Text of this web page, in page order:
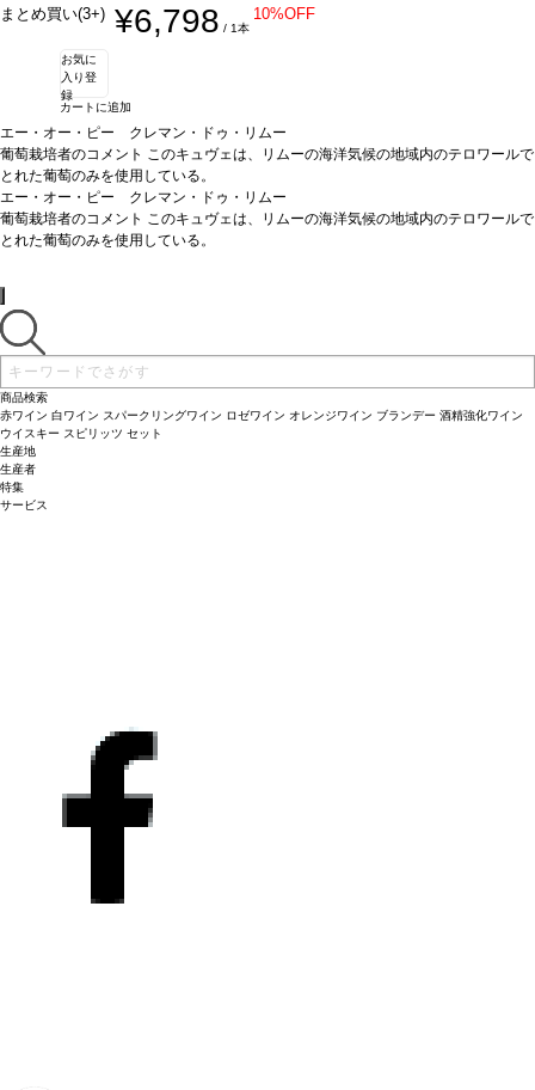
まとめ買い(3+) ¥6,798 / 1本
10%OFF
お気に
入り登
録
カートに追加
エー・オー・ピー クレマン・ドゥ・リムー
葡萄栽培者のコメント このキュヴェは、リムーの海洋気候の地域内のテロワールで
とれた葡萄のみを使用している。
コード・ルージュは、最上質なものへの頌歌であり、リムー近くで世界初のスパー
クリングワインを造った修道僧サン・ティレール・アビーへの捧げるワインとして
造られた。ブラン・ドゥ・ブランは、シャルドネ、シェナン、モーザックから造ら
ワールを象徴している。このキュヴェにはジェラール・ベルトランの全ての伝統が
含まれている。徽章のような赤いボトル、アルファとオメガのシンボル、「ブリュ
ット・エターナル」と名付ける上で、インスピレーションを与えた永久に続く自然
の輪を表現している。
な泡が立ち上る。香りは花のようで、洋梨、柑橘類、フレッシュフルーツの含みを
伴う。風味はフレッシュでミネラルを感じる。コード・ルージュは、上質でエレガ
ント、洗練されている。 合う料理 アペリティフとして。寿司や魚のホワイトソー
スがけ、山羊のチーズ、バジルが入ったフレッシュフルーツサラダと相性が良い。
葡萄品種
エー・オー・ピー クレマン・ドゥ・リムー
葡萄栽培者のコメント このキュヴェは、リムーの海洋気候の地域内のテロワールで
とれた葡萄のみを使用している。
クリングワインを造った修道僧サン・ティレール・アビーへの捧げるワインとして
造られた。ブラン・ドゥ・ブランは、シャルドネ、シェナン、モーザックから造ら
れており、このワインの素晴らしいフィネスとエレガンスが、それらを育んだテロ
ワールを象徴している。このキュヴェにはジェラール・ベルトランの全ての伝統が
含まれている。徽章のような赤いボトル、アルファとオメガのシンボル、「ブリュ
ット・エターナル」と名付ける上で、インスピレーションを与えた永久に続く自然
の輪を表現している。テイスティングノートとても淡く、ほぼ透明であり、繊細
な泡が立ち上る。香りは花のようで、洋梨、柑橘類、フレッシュフルーツの含みを
伴う。風味はフレッシュでミネラルを感じる。コード・ルージュは、上質でエレガ
ント、洗練されている。
スがけ、山羊のチーズ、バジルが入ったフレッシュフルーツサラダと相性が良い。
商品検索
赤ワイン 白ワイン スパークリングワイン ロゼワイン オレンジワイン ブランデー 酒精強化ワイン
ウイスキー スピリッツ セット
生産地
生産者
特集
サービス